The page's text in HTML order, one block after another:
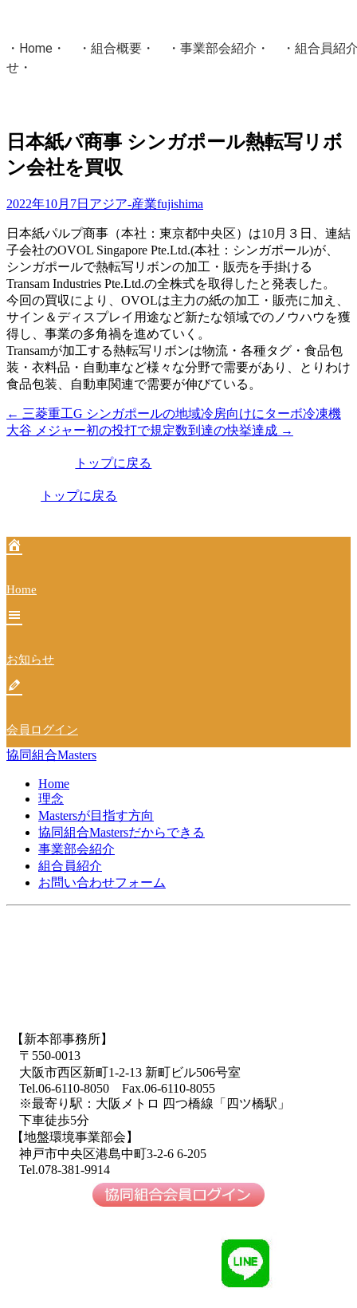
・ Home ・ ・ 組合概要 ・ ・ 事業部会紹介 ・ ・ 組合員紹
せ ・
協同組合Masters／
国土交通省・経済産業省・農林水産省・厚生労働省 認可
日本紙パ商事 シンガポール熱転写リボ
ン会社を買収
2022年10月7日 アジア-産業fujishima
日本紙パルプ商事（本社：東京都中央区）は10月３日、連結
子会社のOVOL Singapore Pte.Ltd.(本社：シンガポール)が、
シンガポールで熱転写リボンの加工・販売を手掛ける
Transam Industries Pte.Ltd.の全株式を取得したと発表した。
今回の買収により、OVOLは主力の紙の加工・販売に加え、
サイン＆ディスプレイ用途など新たな領域でのノウハウを獲
得し、事業の多角禍を進めていく。
Transamが加工する熱転写リボンは物流・各種タグ・食品包
装・衣料品・自動車など様々な分野で需要があり、とりわけ
食品包装、自動車関連で需要が伸びている。
投
稿
ー
ョ
ン
← 三菱重工G シンガポールの地域冷房向けにターボ冷凍機
大谷 メジャー初の投打で規定数到達の快挙達成 →
トップに戻る
トップに戻る
Home
お知らせ
会員ログイン
協同組合Masters
Home
理念
Mastersが目指す方向
協同組合Mastersだからできる
事業部会紹介
組合員紹介
お問い合わせフォーム
【新本部事務所】
〒550-0013
大阪市西区新町1-2-13 新町ビル506号室
Tel.06-6110-8050 Fax.06-6110-8055
※最寄り駅：大阪メトロ 四つ橋線「四ツ橋駅」
下車徒歩5分
【地盤環境事業部会】
神戸市中央区港島中町3-2-6 6-205
Tel.078-381-9914